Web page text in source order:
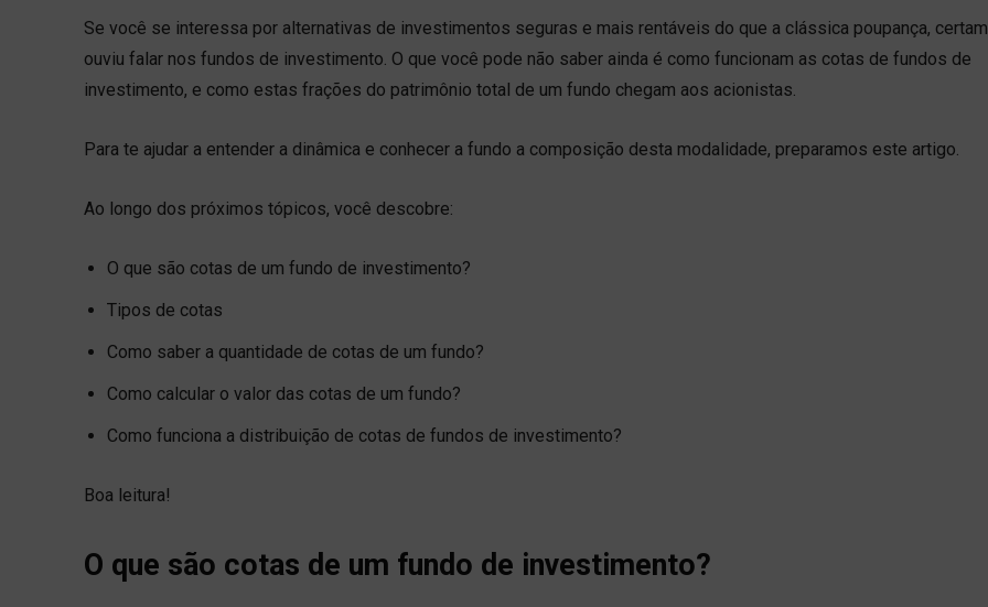
Se você se interessa por alternativas de investimentos seguras e mais rentáveis do que a clássica poupança,
ouviu falar nos fundos de investimento. O que você pode não saber ainda é como funcionam as cotas de fundos de
investimento, e como estas frações do patrimônio total de um fundo chegam aos acionistas.
Para te ajudar a entender a dinâmica e conhecer a fundo a composição desta modalidade, preparamos este artigo.
Ao longo dos próximos tópicos, você descobre:
O que são cotas de um fundo de investimento?
Tipos de cotas
Como saber a quantidade de cotas de um fundo?
Como calcular o valor das cotas de um fundo?
Como funciona a distribuição de cotas de fundos de investimento?
Boa leitura!
O que são cotas de um fundo de investimento?